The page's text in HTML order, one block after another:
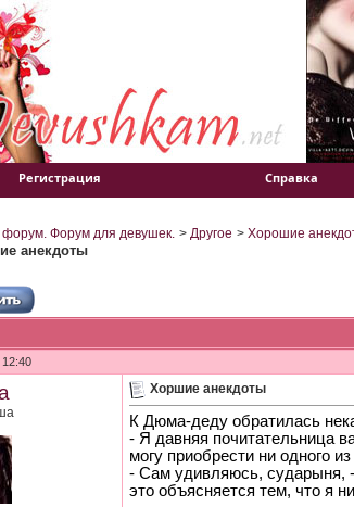
Регистрация Справка
Форум для девушек. > Другое > Хорошие
анекдоты
Хоршие анекдоты
К Дюма-деду обратилась
- Я давняя почитательница
могу приобрести ни одного
- Сам удивляюсь, сударыня,
это объясняется тем, что я